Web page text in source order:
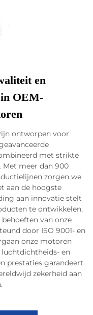
en
OEM-
ontworpen voor
met strikte
meer dan 900
zorgen we
aan de hoogste
aan innovatie stelt
te ontwikkelen,
van onze
door ISO 9001- en
onze motoren
en
prestaties garandeert.
zekerheid aan